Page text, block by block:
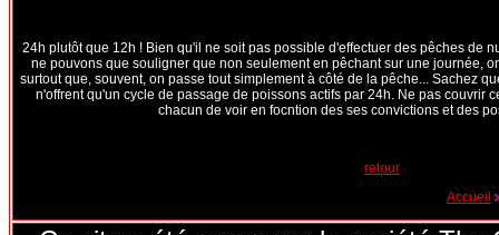
24h plutôt que 12h ! Bien qu'il ne soit pas possible d'effectuer des pêches de
ne pouvons que souligner que non seulement en pêchant sur une journée,
surtout que, souvent, on passe tout simplement à côté de la pêche... Sachez
n'offrent qu'un cycle de passage de poissons actifs par 24h. Ne pas couvrir
chacun de voir en focntion des ses convictions et des
retour
Accueil